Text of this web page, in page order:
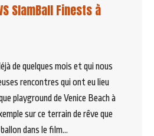
SlamBall Finests à
de quelques mois et qui nous
rencontres qui ont eu lieu
playground de Venice Beach à
sur ce terrain de rêve que
dans le film…